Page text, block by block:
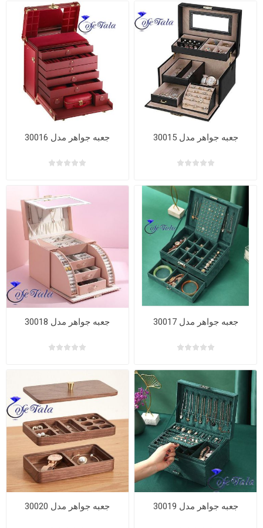
جعبه جواهر مدل 30015 جعبه جواهر مدل 30016
جعبه جواهر مدل 30017 جعبه جواهر مدل 30018
جعبه جواهر مدل 30019 جعبه جواهر مدل 30020